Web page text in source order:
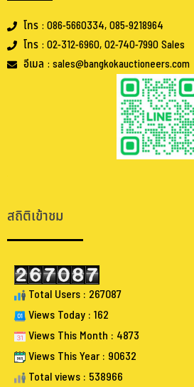
โทร : 086-5660334, 085-9218964
โทร : 02-312-6960, 02-740-7990 Sales
อีเมล : sales@bangkokauctioneers.com
สถิติเข้าชม
Total Users : 267087
Views Today : 162
Views This Month : 4873
Views This Year : 90632
Total views : 538966